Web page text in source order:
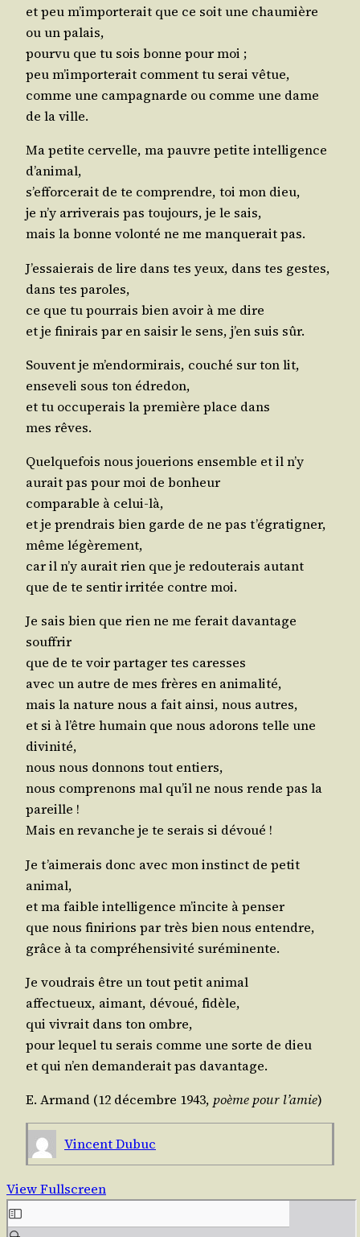
et peu m’im­por­te­rait que ce soit une chau­mière
ou un palais,
pour­vu que tu sois bonne pour moi ;
peu m’im­por­te­rait com­ment tu serai vêtue,
comme une cam­pa­gnarde ou comme une dame
de la ville.
Ma petite cer­velle, ma pauvre petite intel­li­gence
d’animal,
s’ef­for­ce­rait de te com­prendre, toi mon dieu,
je n’y arri­ve­rais pas tou­jours, je le sais,
mais la bonne volon­té ne me man­que­rait pas.
J’es­saie­rais de lire dans tes yeux, dans tes gestes,
dans tes paroles,
ce que tu pour­rais bien avoir à me dire
et je fini­rais par en sai­sir le sens, j’en suis sûr.
Sou­vent je m’en­dor­mi­rais, cou­ché sur ton lit,
ense­ve­li sous ton édredon,
et tu occu­pe­rais la pre­mière place dans
mes rêves.
Quel­que­fois nous joue­rions ensemble et il n’y
aurait pas pour moi de bonheur
com­pa­rable à celui-là,
et je pren­drais bien garde de ne pas t’é­gra­ti­gner,
même légèrement,
car il n’y aurait rien que je redou­te­rais autant
que de te sen­tir irri­tée contre moi.
Je sais bien que rien ne me ferait davan­tage
souffrir
que de te voir par­ta­ger tes caresses
avec un autre de mes frères en animalité,
mais la nature nous a fait ain­si, nous autres,
et si à l’être humain que nous ado­rons telle une
divinité,
nous nous don­nons tout entiers,
nous com­pre­nons mal qu’il ne nous rende pas la
pareille !
Mais en revanche je te serais si dévoué !
Je t’ai­me­rais donc avec mon ins­tinct de petit
animal,
et ma faible intel­li­gence m’in­cite à penser
que nous fini­rions par très bien nous entendre,
grâce à ta com­pré­hen­si­vi­té suréminente.
Je vou­drais être un tout petit animal
affec­tueux, aimant, dévoué, fidèle,
qui vivrait dans ton ombre,
pour lequel tu serais comme une sorte de dieu
et qui n’en deman­de­rait pas davantage.
E. Armand (12 décembre 1943, poème pour l’a­mie)
Vincent Dubuc
View Fullscreen